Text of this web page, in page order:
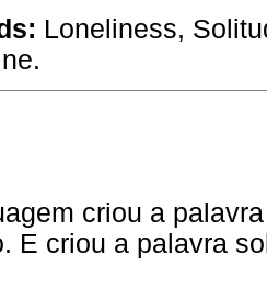
Loneliness,
criou a
E criou a palavra